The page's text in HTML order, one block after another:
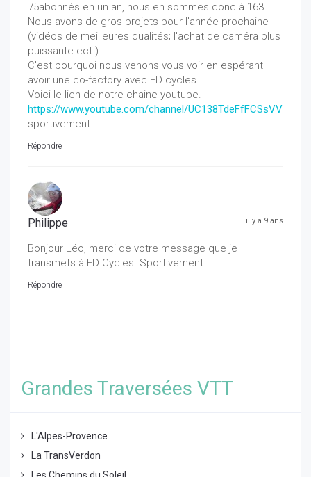
75abonnés en un an, nous en sommes donc à 163.
Nous avons de gros projets pour l'année prochaine
(vidéos de meilleures qualités; l'achat de caméra plus
puissante ect.)
C'est pourquoi nous venons vous voir en espérant
avoir une co-factory avec FD cycles.
Voici le lien de notre chaine youtube.
https://www.youtube.com/channel/
sportivement.
Répondre
Philippe il y a 9 ans
Bonjour Léo, merci de votre message que je
transmets à FD Cycles. Sportivement.
Répondre
Grandes Traversées VTT
L'Alpes-Provence
La TransVerdon